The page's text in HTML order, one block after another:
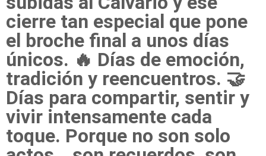
cierre tan especial que pone
el broche final a unos días
únicos. 🔥 Días de emoción,
tradición y reencuentros. 🤝
Días para compartir, sentir y
vivir intensamente cada
toque. Porque no son solo